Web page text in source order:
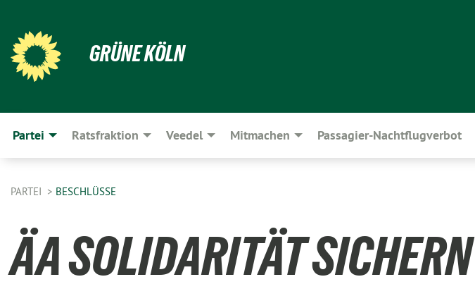
GRÜNE KÖLN
Partei Ratsfraktion Veedel Mitmachen Passagier-Nachtflugverbot
PARTEI BESCHLÜSSE
ÄA SOLIDARITÄT